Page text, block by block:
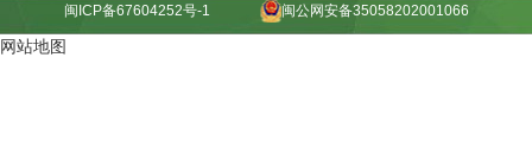
闽ICP备67604252号-1
闽公网安备35058202001066
网站地图